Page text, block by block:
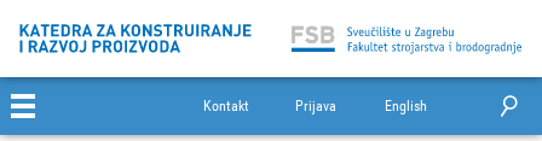
Kontakt Prijava English